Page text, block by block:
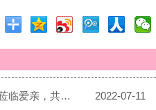
七台河职业学院院长孙云启莅临爱亲，共探校企合作共育复合型人才
2022-07-11